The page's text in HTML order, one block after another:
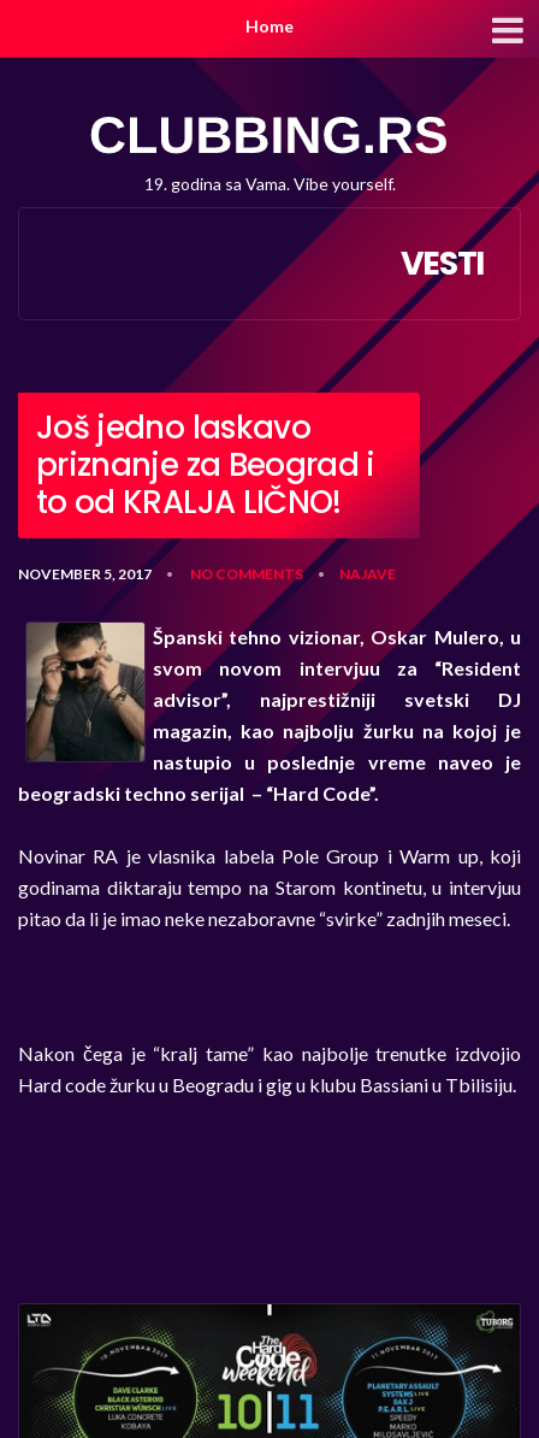
Home
19. godina sa Vama. Vibe yourself.
VESTI
Još jedno laskavo
priznanje za Beograd i
to od KRALJA LIČNO!
NOVEMBER 5, 2017 • NO COMMENTS • NAJAVE
Španski tehno vizionar, Oskar Mulero, u
svom novom intervjuu za “Resident
advisor”, najprestižniji svetski DJ
magazin, kao najbolju žurku na kojoj je
nastupio u poslednje vreme naveo je
beogradski techno serijal – “Hard Code”.
Novinar RA je vlasnika labela Pole Group i Warm up, koji
godinama diktaraju tempo na Starom kontinetu, u intervjuu
pitao da li je imao neke nezaboravne “svirke” zadnjih meseci.
Nakon čega je “kralj tame” kao najbolje trenutke izdvojio
Hard code žurku u Beogradu i gig u klubu Bassiani u Tbilisiju.